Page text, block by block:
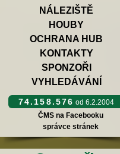
NÁLEZIŠTĚ
HOUBY
OCHRANA HUB
KONTAKTY
SPONZOŘI
VYHLEDÁVÁNÍ
74.158.576 od 6.2.2004
ČMS na Facebooku
správce stránek